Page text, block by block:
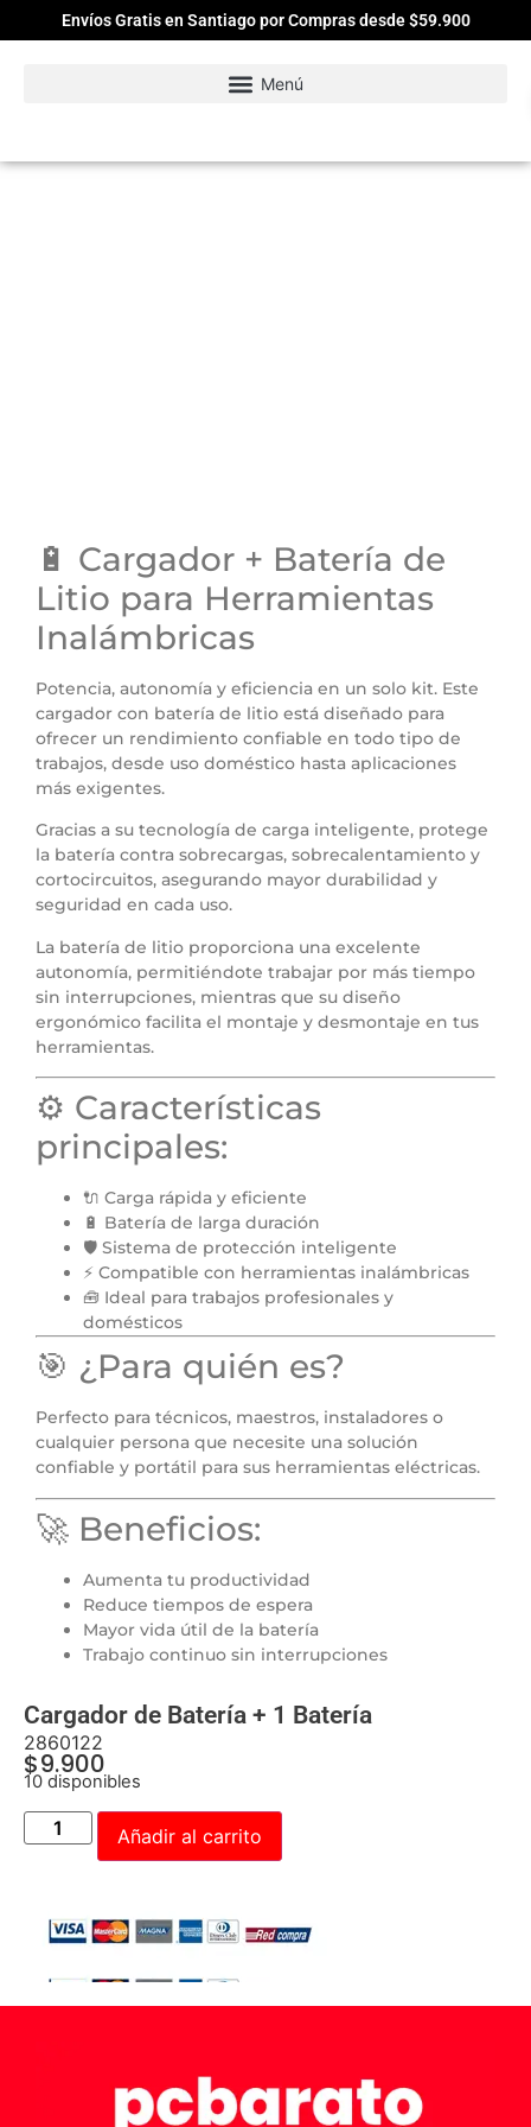
Envíos Gratis en Santiago por Compras desde $59.900
🔋 Cargador + Batería de
Litio para Herramientas
Inalámbricas
Potencia, autonomía y eficiencia en un solo kit. Este
cargador con batería de litio está diseñado para
ofrecer un rendimiento confiable en todo tipo de
trabajos, desde uso doméstico hasta aplicaciones
más exigentes.
Gracias a su tecnología de carga inteligente, protege
la batería contra sobrecargas, sobrecalentamiento y
cortocircuitos, asegurando mayor durabilidad y
seguridad en cada uso.
La batería de litio proporciona una excelente
autonomía, permitiéndote trabajar por más tiempo
sin interrupciones, mientras que su diseño
ergonómico facilita el montaje y desmontaje en tus
herramientas.
⚙️ Características
principales:
🔌 Carga rápida y eficiente
🔋 Batería de larga duración
🛡️ Sistema de protección inteligente
⚡ Compatible con herramientas inalámbricas
🧰 Ideal para trabajos profesionales y
domésticos
🎯 ¿Para quién es?
Perfecto para técnicos, maestros, instaladores o
cualquier persona que necesite una solución
confiable y portátil para sus herramientas eléctricas.
🚀 Beneficios:
Aumenta tu productividad
Reduce tiempos de espera
Mayor vida útil de la batería
Trabajo continuo sin interrupciones
Cargador de Batería + 1 Batería
2860122
$9.900
10 disponibles
Añadir al carrito